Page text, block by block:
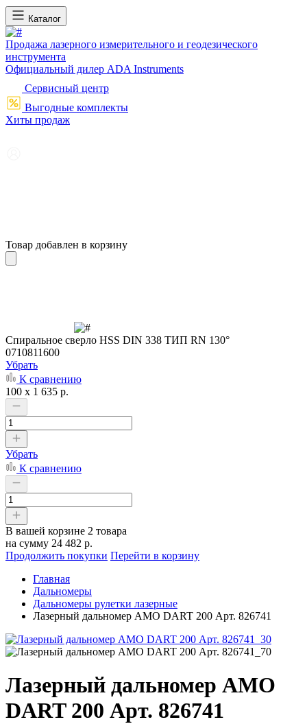
Каталог
Продажа лазерного измерительного и геодезического
инструмента
Официальный дилер ADA Instruments
Сервисный центр
Выгодные комплекты
Хиты продаж
Товар добавлен в корзину
Cпиральное сверло HSS DIN 338 ТИП RN 130°
0710811600
Убрать
К сравнению
100 x 1 635 р.
Убрать
К сравнению
В вашей корзине 2 товара
на сумму 24 482 р.
Продолжить покупки Перейти в корзину
Главная
Дальномеры
Дальномеры рулетки лазерные
Лазерный дальномер AMO DART 200 Арт. 826741
Лазерный дальномер AMO
DART 200 Арт. 826741